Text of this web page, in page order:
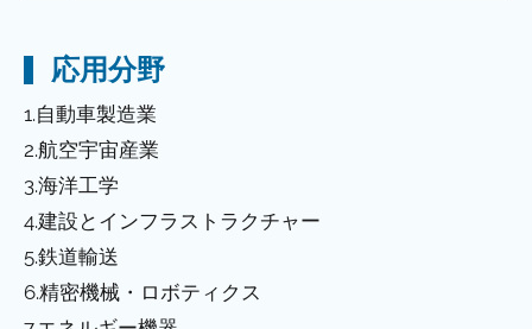
応用分野
1.自動車製造業
2.航空宇宙産業
3.海洋工学
4.建設とインフラストラクチャー
5.鉄道輸送
6.精密機械・ロボティクス